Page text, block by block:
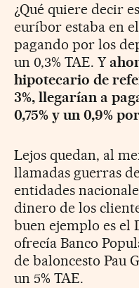
¿Qué quiere decir
euríbor estaba en
pagando por los
un 0,3% TAE. Y
hipotecario de
3%, llegarían a
0,75% y un 0,9%
Lejos quedan, al
llamadas guerras
entidades
dinero de los
buen ejemplo es el
ofrecía Banco
de baloncesto Pau
un 5% TAE.